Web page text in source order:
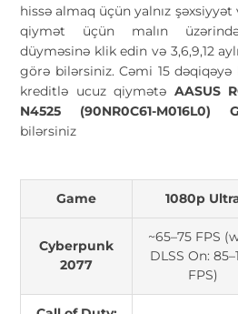
hissə almaq üçün yalnız şəxsiyyət
qiymət üçün malın
düyməsinə klik edin və 3,6,9,12
görə bilərsiniz. Cəmi 15
kreditlə ucuz qiymətə AASUS
N4525 (90NR0C61-
bilərsiniz
Game 1080p
Cyberpunk
2077
~65–75 FPS
DLSS On:
FPS)